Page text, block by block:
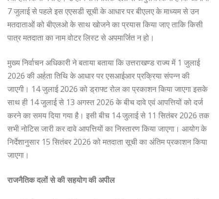
7 जुलाई से पहले इस एएसडी सूची के आधार पर बीएलए के माध्यम से उन
मतदाताओं को बीएलओ के साथ खोजने का प्रयास किया जाए ताकि किसी
पात्र मतदाता का नाम वोटर लिस्ट से अपमार्जित न हो।
मुख्य निर्वाचन अधिकारी ने बताया बताया कि उत्तराखण्ड राज्य में 1 जुलाई
2026 की अर्हता तिथि के आधार पर एसआईआर प्रक्रिया संपन्न की
जाएगी। 14 जुलाई 2026 को ड्राफ्ट रोल का प्रकाशन किया जाएगा इसके
साथ ही 14 जुलाई से 13 अगस्त 2026 के बीच दावे एवं आपत्तियों को दर्ज
करने का समय दिया गया है। इसी बीच 14 जुलाई से 11 सितंबर 2026 तक
सभी नोटिस जारी कर दावे आपत्तियों का निस्तारण किया जाएगा। आयोग के
निर्देशानुसार 15 सितंबर 2026 को मतदाता सूची का अंतिम प्रकाशन किया
जाएगा।
राजनैतिक दलों से की सहयोग की अपील